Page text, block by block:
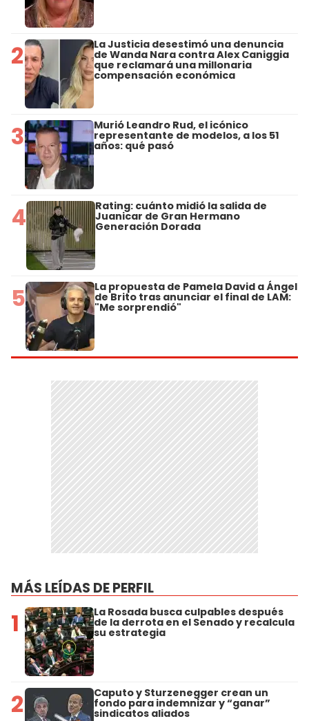
2 La Justicia desestimó una denuncia
de Wanda Nara contra Alex Caniggia
que reclamará una millonaria
compensación económica
3 Murió Leandro Rud, el icónico
representante de modelos, a los 51
años: qué pasó
4 Rating: cuánto midió la salida de
Juanicar de Gran Hermano
Generación Dorada
5 La propuesta de Pamela David a Ángel
de Brito tras anunciar el final de LAM:
"Me sorprendió"
MÁS LEÍDAS DE PERFIL
1 La Rosada busca culpables después
de la derrota en el Senado y recalcula
su estrategia
2 Caputo y Sturzenegger crean un
fondo para indemnizar y “ganar”
sindicatos aliados